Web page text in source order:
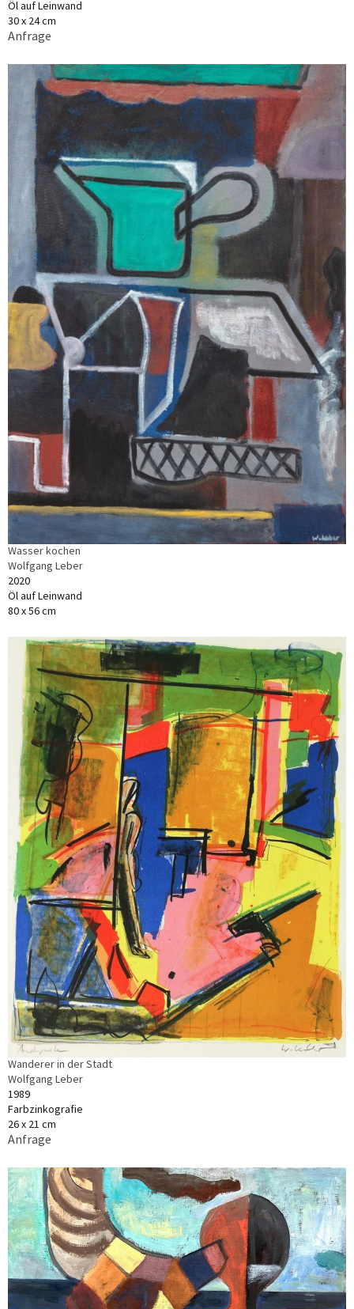
Öl auf Leinwand
30 x 24 cm
Anfrage
Wasser kochen
Wolfgang Leber
2020
Öl auf Leinwand
80 x 56 cm
Wanderer in der Stadt
Wolfgang Leber
1989
Farbzinkografie
26 x 21 cm
Anfrage